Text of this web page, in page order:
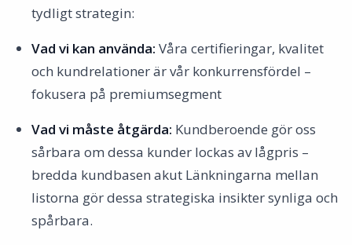
tydligt strategin:
Vad vi kan använda: Våra certifieringar, kvalitet
och kundrelationer är vår konkurrensfördel –
fokusera på premiumsegment
Vad vi måste åtgärda: Kundberoende gör oss
sårbara om dessa kunder lockas av lågpris –
bredda kundbasen akut Länkningarna mellan
listorna gör dessa strategiska insikter synliga och
spårbara.